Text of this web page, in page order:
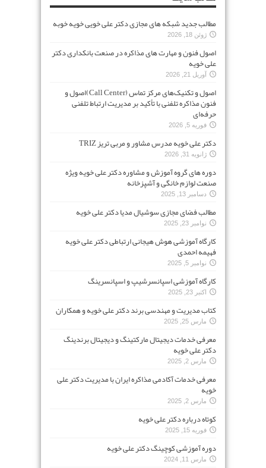
مطالب جدید شبکه های مجازی دکتر علی خویی خویه خوبه
ژوئن 18, 2026
اصول فنون و مهارت های مذاکره در صنعت بانکداری دکتر
علی خویه
آوریل 21, 2026
اصول و تکنیک‌های مرکز تماس (Call Center)اصول و
فنون مذاکره تلفنی با تأکید بر مدیریت ارتباط تلفنی
حرفه‌ای
فوریه 5, 2026
دکتر علی خویه مدرس مشاور و مربی تریز TRIZ
ژانویه 31, 2026
دوره های گروه آموزش و مشاوره دکتر علی خویه ویژه
صنعت لوازم خانگی و آشپزخانه
دسامبر 13, 2025
مطالب فضای مجازی سوشیال مدیا دکتر علی خویه
نوامبر 23, 2025
کارگاه آموزشی هوش هیجانی ارتباطی دکتر علی خویه
فهیمه احمدی
نوامبر 5, 2025
کارگاه آموزشی اسپانسرشیپ و اسپانسرینگ
اکتبر 23, 2025
کتاب مدیریت و مهندسی برند دکتر علی خویه و همکاران
مارس 25, 2025
معرفی خدمات دیجیتال مارکتینگ و دیجیتال برندینگ
دکتر علی خویه
مارس 2, 2025
معرفی خدمات آکادمی مذاکره ایران با مدیریت دکتر علی
خویه
مارس 2, 2025
کوتاه درباره دکتر علی خویه
فوریه 15, 2025
دوره آموزشی کوچینگ دکتر علی خویه
مارس 11, 2024